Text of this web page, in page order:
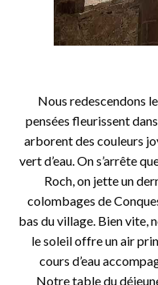
Nous redescendons
pensées fleurissent
arborent des couleurs
vert d’eau. On s’arrête
Roch, on jette un
colombages de
bas du village. Bien vite,
le soleil offre un air
cours d’eau
Notre table du